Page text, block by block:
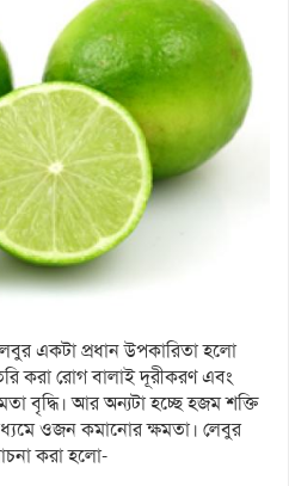
একটা প্রধান উপকারিতা হলো
করা রোগ বালাই দূরীকরণ এবং
বৃদ্ধি। আর অন্যটা হচ্ছে হজম শক্তি
ওজন কমানোর ক্ষমতা। লেবুর
করা হলো-